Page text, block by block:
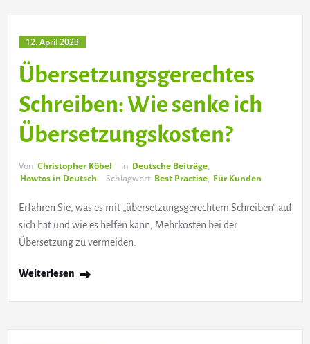
12. April 2023
Übersetzungsgerechtes
Schreiben: Wie senke ich
Übersetzungskosten?
Von Christopher Köbel in Deutsche Beiträge,
Howtos in Deutsch
Schlagwort Best Practise, Für Kunden
Erfahren Sie, was es mit „übersetzungsgerechtem Schreiben“ auf
sich hat und wie es helfen kann, Mehrkosten bei der
Übersetzung zu vermeiden.
Weiterlesen